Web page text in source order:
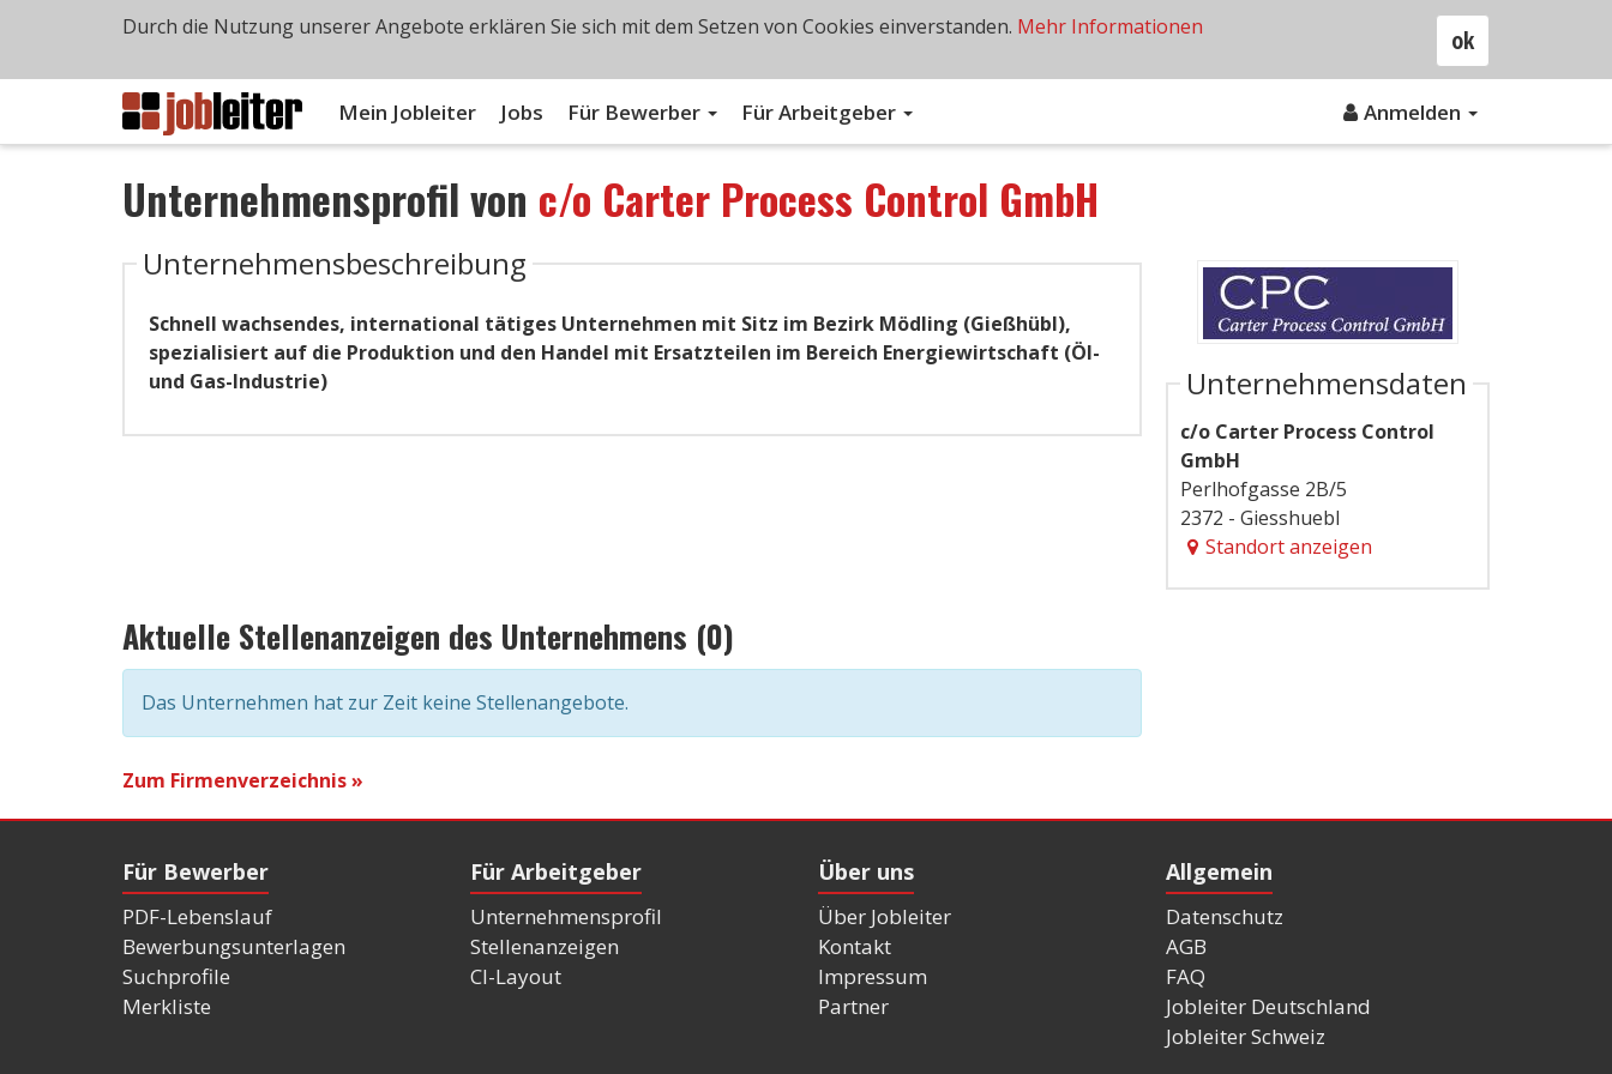
Mein Jobleiter Jobs Für Bewerber Für Arbeitgeber Anmelden
Unternehmensprofil von c/o Carter Process Control GmbH
Unternehmensbeschreibung
Schnell wachsendes, international tätiges Unternehmen mit Sitz im Bezirk Mödling (Gießhübl),
spezialisiert auf die Produktion und den Handel mit Ersatzteilen im Bereich Energiewirtschaft (Öl-
und Gas-Industrie)
Unternehmensdaten
c/o Carter Process Control
GmbH
Perlhofgasse 2B/5
2372 - Giesshuebl
Standort anzeigen
Aktuelle Stellenanzeigen des Unternehmens (0)
Das Unternehmen hat zur Zeit keine Stellenangebote.
Zum Firmenverzeichnis »
Für Bewerber
PDF-Lebenslauf
Bewerbungsunterlagen
Suchprofile
Merkliste
Für Arbeitgeber
Unternehmensprofil
Stellenanzeigen
CI-Layout
Über uns
Über Jobleiter
Kontakt
Impressum
Partner
Allgemein
Datenschutz
AGB
FAQ
Jobleiter Deutschland
Jobleiter Schweiz
ok
Durch die Nutzung unserer Angebote erklären Sie sich mit dem Setzen von Cookies einverstanden. Mehr Informationen